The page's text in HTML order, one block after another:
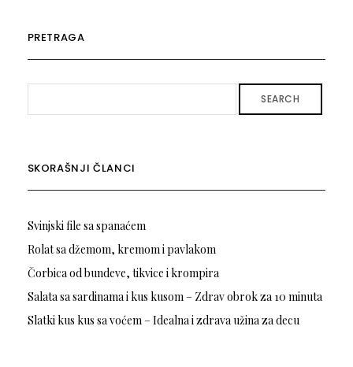
PRETRAGA
SEARCH
SKORAŠNJI ČLANCI
Svinjski file sa spanaćem
Rolat sa džemom, kremom i pavlakom
Čorbica od bundeve, tikvice i krompira
Salata sa sardinama i kus kusom – Zdrav obrok za 10 minuta
Slatki kus kus sa voćem – Idealna i zdrava užina za decu